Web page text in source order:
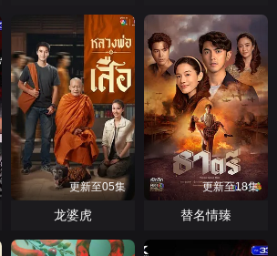
更新至05集
龙婆虎
更新至18集
替名情臻